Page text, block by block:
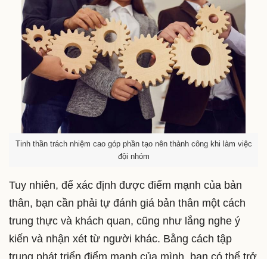
Tinh thần trách nhiệm cao góp phần tạo nên thành công khi làm việc
đội nhóm
Tuy nhiên, để xác định được điểm mạnh của bản
thân, bạn cần phải tự đánh giá bản thân một cách
trung thực và khách quan, cũng như lắng nghe ý
kiến và nhận xét từ người khác. Bằng cách tập
trung phát triển điểm mạnh của mình, bạn có thể trở